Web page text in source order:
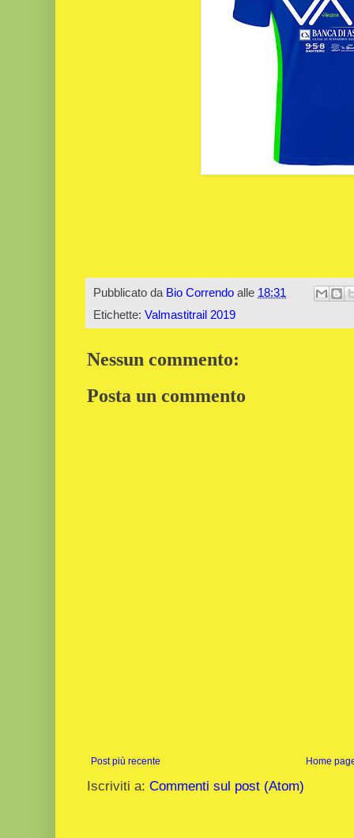
Pubblicato da Bio Correndo alle 18:31
Etichette: Valmastitrail 2019
Nessun commento:
Posta un commento
Post più recente Home
Iscriviti a: Commenti sul post (Atom)